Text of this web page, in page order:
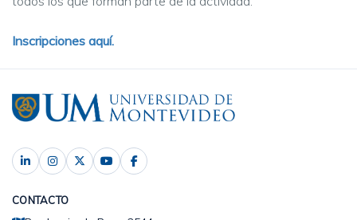
Inscripciones aquí.
CONTACTO